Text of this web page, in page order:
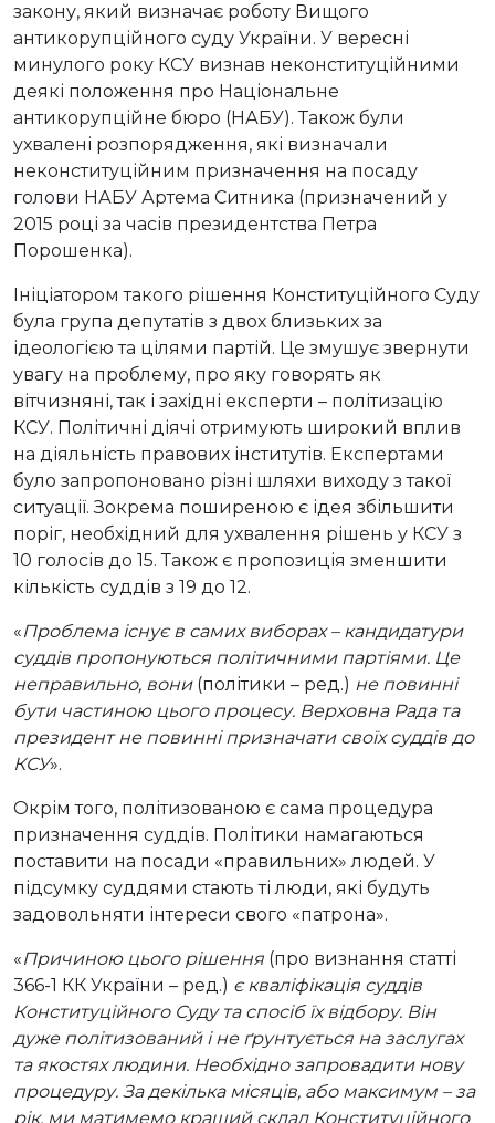
закону, який визначає роботу Вищого
антикорупційного суду України. У вересні
минулого року КСУ визнав неконституційними
деякі положення про Національне
антикорупційне бюро (НАБУ). Також були
ухвалені розпорядження, які визначали
неконституційним призначення на посаду
голови НАБУ Артема Ситника (призначений у
2015 році за часів президентства Петра
Порошенка).
Ініціатором такого рішення Конституційного Суду
була група депутатів з двох близьких за
ідеологією та цілями партій. Це змушує звернути
увагу на проблему, про яку говорять як
вітчизняні, так і західні експерти – політизацію
КСУ. Політичні діячі отримують широкий вплив
на діяльність правових інститутів. Експертами
було запропоновано різні шляхи виходу з такої
ситуації. Зокрема поширеною є ідея збільшити
поріг, необхідний для ухвалення рішень у КСУ з
10 голосів до 15. Також є пропозиція зменшити
кількість суддів з 19 до 12.
«Проблема існує в самих виборах – кандидатури
суддів пропонуються політичними партіями. Це
неправильно, вони (політики – ред.) не повинні
бути частиною цього процесу. Верховна Рада та
президент не повинні призначати своїх суддів до
КСУ».
Окрім того, політизованою є сама процедура
призначення суддів. Політики намагаються
поставити на посади «правильних» людей. У
підсумку суддями стають ті люди, які будуть
задовольняти інтереси свого «патрона».
«Причиною цього рішення (про визнання статті
366-1 КК України – ред.) є кваліфікація суддів
Конституційного Суду та спосіб їх відбору. Він
дуже політизований і не ґрунтується на заслугах
та якостях людини. Необхідно запровадити нову
процедуру. За декілька місяців, або максимум – за
рік, ми матимемо кращий склад Конституційного